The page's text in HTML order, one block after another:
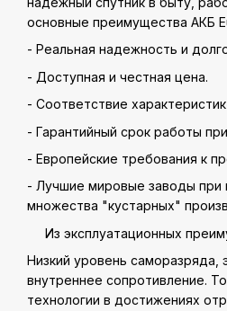
основные преимущества АКБ
- Реальная надежность и
- Доступная и честная цена.
- Соответствие
- Гарантийный срок работы
- Европейские требования к
- Лучшие мировые заводы при
множества "кустарных"
Из эксплуатационных
Низкий уровень саморазряда,
внутреннее сопротивление.
технологии в достижениях